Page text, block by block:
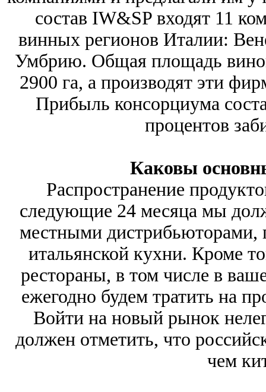
состав IW&SP входят 11
винных регионов Италии:
Умбрию. Общая площадь
2900 га, а производят эти
Прибыль консорциума
процентов
Каковы
Распространение
следующие 24 месяца мы
местными дистрибьюторами,
итальянской кухни. Кроме
рестораны, в том числе в
ежегодно будем тратить на
Войти на новый рынок
должен отметить, что
чем